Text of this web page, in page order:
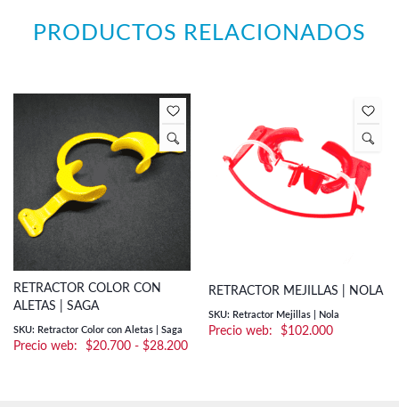
PRODUCTOS RELACIONADOS
RETRACTOR COLOR CON
ALETAS | SAGA
SKU: Retractor Color con Aletas | Saga
$20.700 - $28.200Rango
RETRACTOR MEJILLAS | NOLA
SKU: Retractor Mejillas | Nola
$102.000